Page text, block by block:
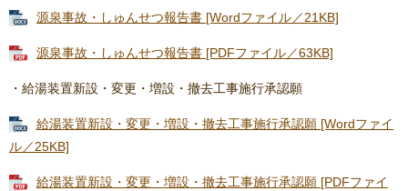
源泉事故・しゅんせつ報告書 [Wordファイル／21KB]
源泉事故・しゅんせつ報告書 [PDFファイル／63KB]
・ 給湯装置新設・変更・増設・撤去工事施行承認願​
給湯装置新設・変更・増設・撤去工事施行承認願 [Wordファイ
ル／25KB]
給湯装置新設・変更・増設・撤去工事施行承認願 [PDFファイ